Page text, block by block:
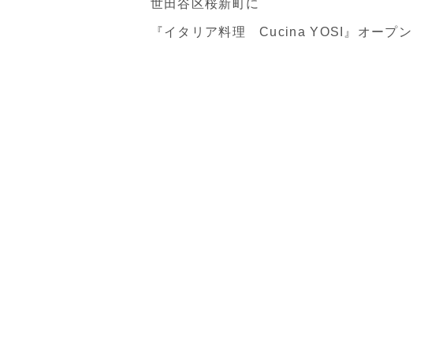
世田谷区桜新町に
『イタリア料理 Cucina YOSI』オープン